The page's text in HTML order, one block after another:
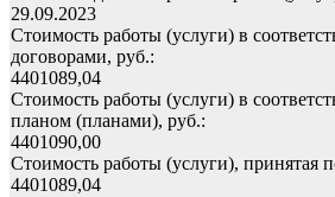
29.09.2023
Стоимость работы (услуги) в
договорами, руб.:
4401089,04
Стоимость работы (услуги) в
планом (планами), руб.:
4401090,00
Стоимость работы (услуги), принятая
4401089,04